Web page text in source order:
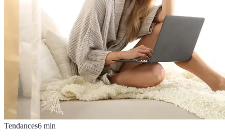
Tendances6 min